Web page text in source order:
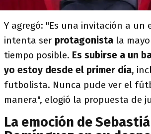
Y agregó: "Es una invitación a un
intenta ser protagonista la
tiempo posible. Es subirse a un
yo estoy desde el primer día,
futbolista. Nunca pude ver el
manera", elogió la propuesta de
La emoción de